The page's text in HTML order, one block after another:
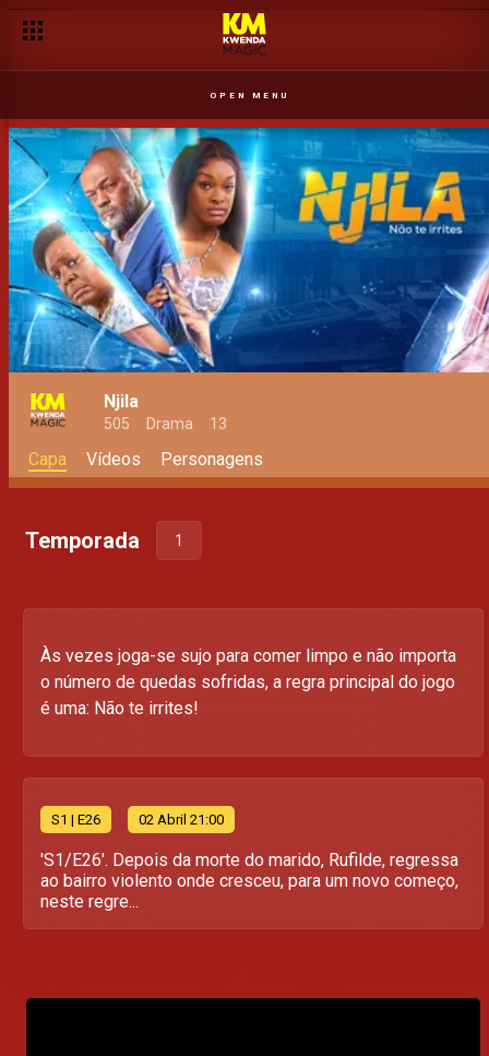
OPEN MENU
Njila
505 Drama 13
Capa Vídeos Personagens
Temporada 1
Às vezes joga-se sujo para comer limpo e não importa
o número de quedas sofridas, a regra principal do jogo
é uma: Não te irrites!
S1 | E26 02 Abril 21:00
'S1/E26'. Depois da morte do marido, Rufilde, regressa
ao bairro violento onde cresceu, para um novo começo,
neste regre...